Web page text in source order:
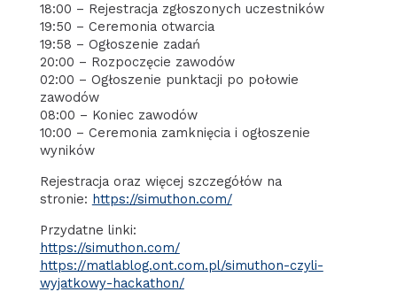
18:00 – Rejestracja zgłoszonych uczestników
19:50 – Ceremonia otwarcia
19:58 – Ogłoszenie zadań
20:00 – Rozpoczęcie zawodów
02:00 – Ogłoszenie punktacji po połowie
zawodów
08:00 – Koniec zawodów
10:00 – Ceremonia zamknięcia i ogłoszenie
wyników
Rejestracja oraz więcej szczegółów na
stronie: https://simuthon.com/
Przydatne linki:
https://simuthon.com/
https://matlablog.ont.com.pl/simuthon-czyli-
wyjatkowy-hackathon/